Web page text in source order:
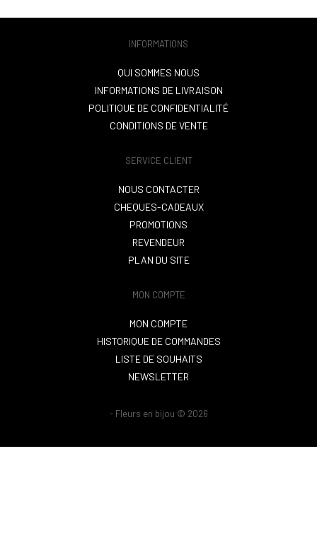
INFORMATIONS
QUI SOMMES NOUS
INFORMATIONS DE LIVRAISON
POLITIQUE DE CONFIDENTIALITÉ
CONDITIONS DE VENTE
SERVICE CLIENT
NOUS CONTACTER
CHEQUES-CADEAUX
PROMOTIONS
REVENDEUR
PLAN DU SITE
MON COMPTE
MON COMPTE
HISTORIQUE DE COMMANDES
LISTE DE SOUHAITS
NEWSLETTER
- Fleurs en bijou © 2026